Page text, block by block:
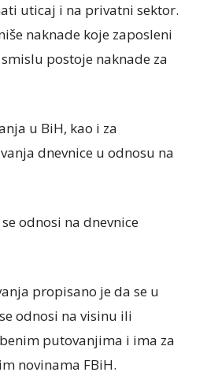
uticaj i na privatni sektor.
naknade koje zaposleni
postoje naknade za
u BiH, kao i za
dnevnice u odnosu na
odnosi na dnevnice
propisano je da se u
odnosi na visinu ili
putovanjima i ima za
novinama FBiH.